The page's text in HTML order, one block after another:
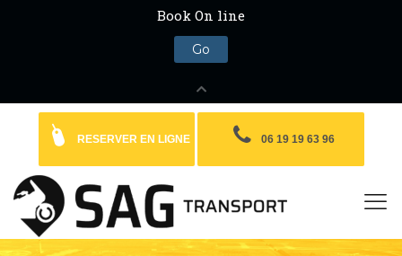
RESERVER EN LIGNE 06 19 19 63 96